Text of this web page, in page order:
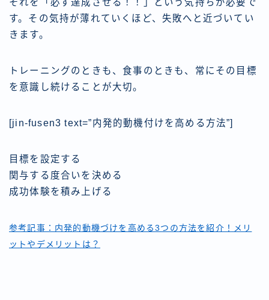
それを「必ず達成させる！！」という気持ちが必要で
す。その気持が薄れていくほど、失敗へと近づいてい
きます。
トレーニングのときも、食事のときも、常にその目標
を意識し続けることが大切。
[jin-fusen3 text=”内発的動機付けを高める方法”]
目標を設定する
関与する度合いを決める
成功体験を積み上げる
参考記事：内発的動機づけを高める3つの方法を紹介！メリ
ットやデメリットは？